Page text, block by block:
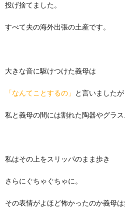
投げ捨てました。
すべて夫の海外出張の土産です。
大きな音に駆けつけた義母は
「なんてことするの」 と言いましたが
私と義母の間には割れた陶器やグラス
私はその上をスリッパのまま歩き
さらにぐちゃぐちゃに。
その表情がよほど怖かったのか義母は